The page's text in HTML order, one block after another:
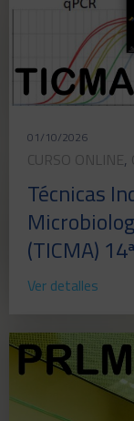
01/10/2026
CURSO ONLINE,
Técnicas
(TICMA)
Ver detalles